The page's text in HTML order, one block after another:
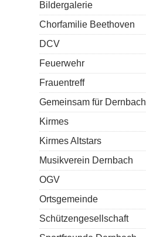
Bildergalerie
Chorfamilie Beethoven
DCV
Feuerwehr
Frauentreff
Gemeinsam für Dernbach
Kirmes
Kirmes Altstars
Musikverein Dernbach
OGV
Ortsgemeinde
Schützengesellschaft